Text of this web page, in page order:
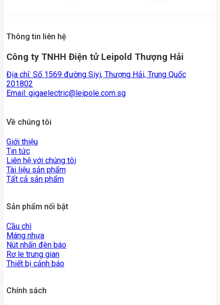
Thông tin liên hệ
Công ty TNHH Điện tử Leipold Thượng Hải
Địa chỉ: Số 1569 đường Siyi, Thượng Hải, Trung Quốc
201802
Email: gigaelectric@leipole.com.sg
Về chúng tôi
Giới thiệu
Tin tức
Liên hệ với chúng tôi
Tài liệu sản phẩm
Tất cả sản phẩm
Sản phẩm nổi bật
Cầu chì
Máng nhựa
Nút nhấn đèn báo
Rơ le trung gian
Thiết bị cảnh báo
Chính sách